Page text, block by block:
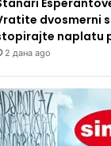
dvosmerni
naplatu
2 дана ago